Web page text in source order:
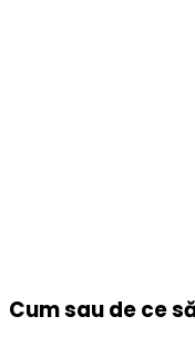
Cum sau de ce